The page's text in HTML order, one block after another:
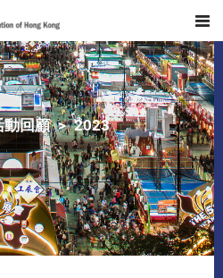
動回顧 2023